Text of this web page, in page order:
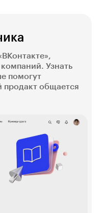
Узнать
помогут
общается